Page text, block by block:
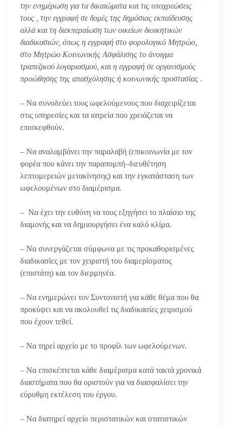
την ενημέρωση για τα δικαιώματα και τις υποχρεώσεις
τους , την εγγραφή σε δομές της δημόσιας εκπαίδευσης
αλλά και τη διεκπεραίωση των οικείων διοικητικών
διαδικασιών, όπως η εγγραφή στο φορολογικό Μητρώο,
στο Μητρώο Κοινωνικής Ασφάλισης το άνοιγμα
τραπεζικού λογαριασμού, και η εγγραφή σε οργανισμούς
προώθησης της απασχόλησης ή κοινωνικής προστασίας .
– Να συνοδεύει τους ωφελούμενους που διαχειρίζεται
στις υπηρεσίες και τα ιατρεία που χρειάζεται να
επισκεφθούν.
– Να αναλαμβάνει την παραλαβή (επικοινωνία με τον
φορέα που κάνει την παραπομπή–διευθέτηση
λεπτομερειών μετακίνησης) και την εγκατάσταση των
ωφελουμένων στο διαμέρισμα.
– Να έχει την ευθύνη να τους εξηγήσει το πλαίσιο της
διαμονής και να δημιουργήσει ένα καλό κλίμα.
– Να συνεργάζεται σύμφωνα με τις προκαθορισμένες
διαδικασίες με τον χειριστή του διαμερίσματος
(επιστάτη) και τον διερμηνέα.
– Να ενημερώνει τον Συντονιστή για κάθε θέμα που θα
προκύψει και να ακολουθεί τις διαδικασίες χειρισμού
που έχουν τεθεί.
– Να τηρεί αρχείο με το προφίλ των ωφελούμενων.
– Να επισκέπτεται κάθε διαμέρισμα κατά τακτά χρονικά
διαστήματα που θα οριστούν για να διασφαλίσει την
εύρυθμη εκτέλεση του έργου.
– Να διατηρεί αρχείο περιστατικών και στατιστικών